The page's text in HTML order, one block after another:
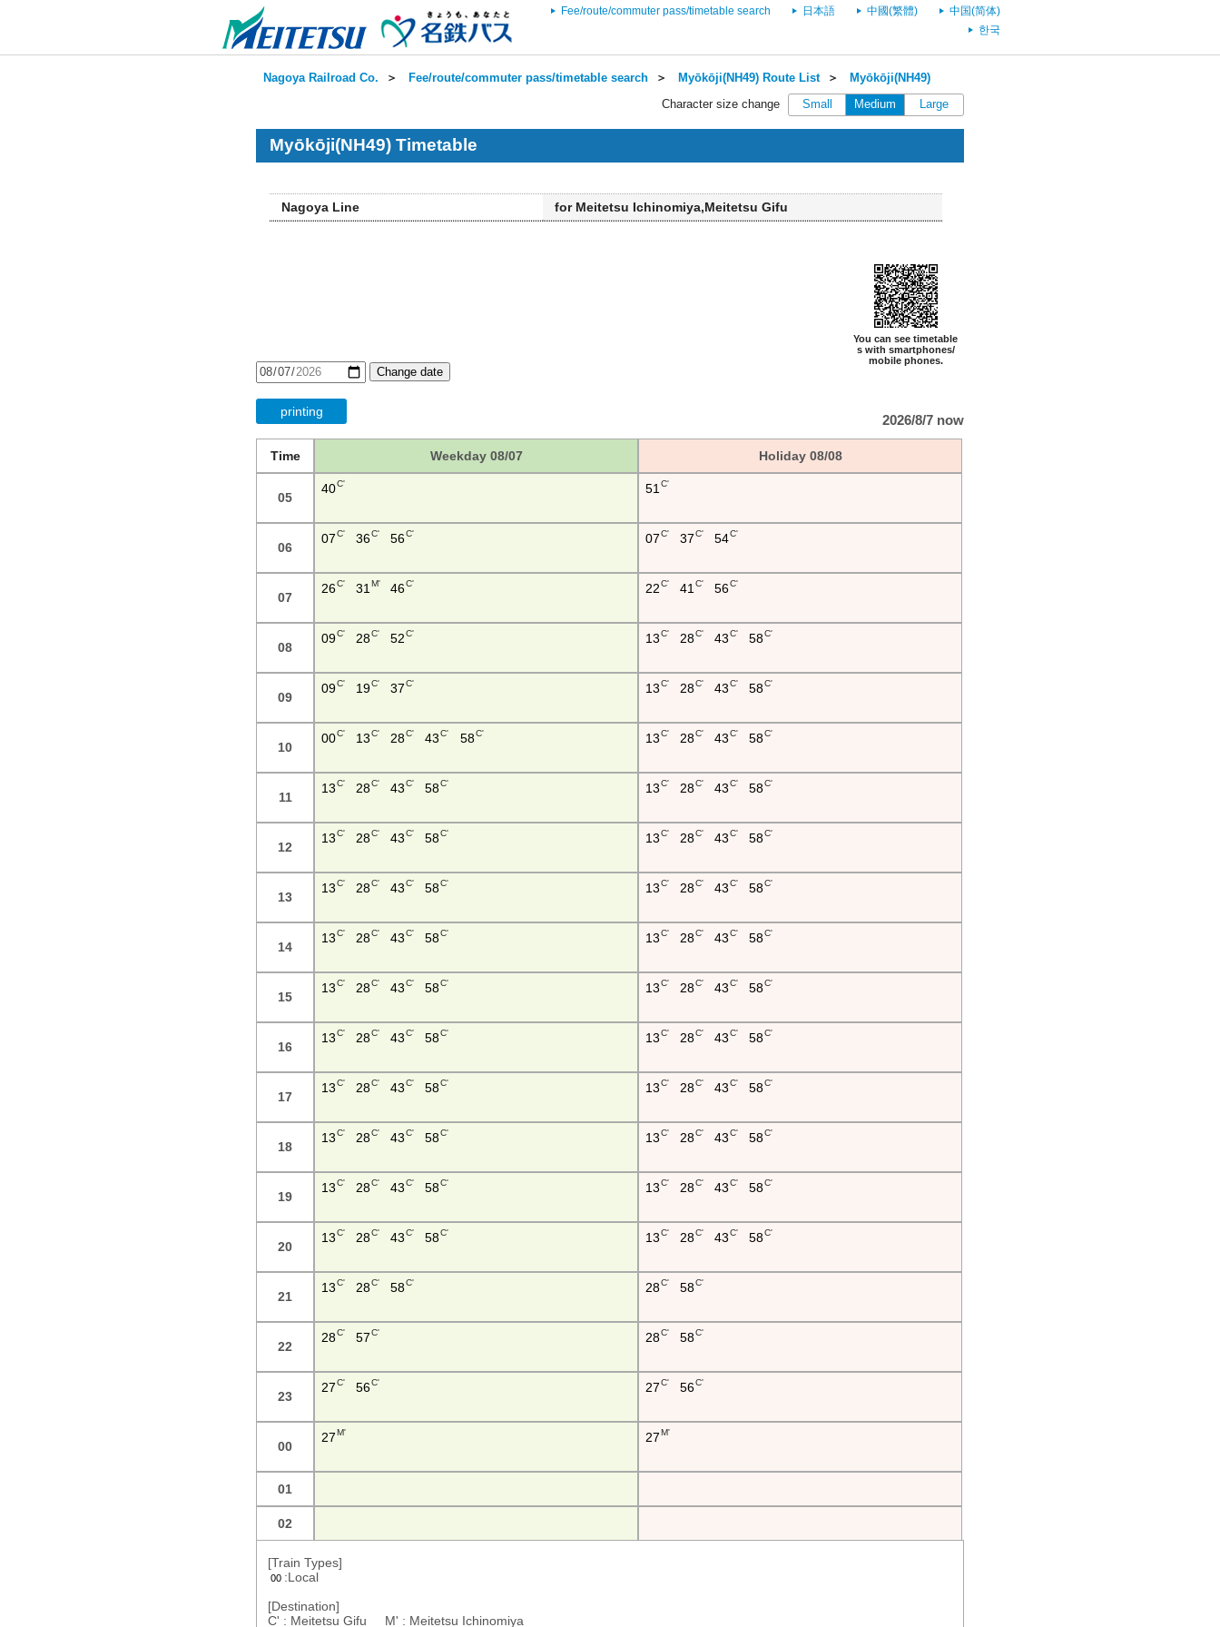
Fee/route/commuter pass/timetable search 日本語 中國(繁體)
中国(简体)
한국
Nagoya Railroad Co. ＞ Fee/route/commuter pass/timetable search ＞ Myōkōji(NH49) Route List＞ Myōkōji(NH49)
Character size change Small Medium Large
Myōkōji(NH49) Timetable
Nagoya Line for Meitetsu Ichinomiya,Meitetsu Gifu
You can see timetable
s with smartphones/
mobile phones.
Change date
printing
2026/8/7 now
Time Weekday 08/07 Holiday 08/08
05
40C' 51 C'
06
07C' 36C' 56C' 07C' 37C' 54C'
07
26C' 31 M' 46C' 22C' 41 C' 56C'
08
09C' 28C' 52 C' 13C' 28C' 43 C' 58C'
09
09C' 19C' 37 C' 13C' 28C' 43 C' 58C'
10
00C' 13C' 28C' 43 C' 58C' 13C' 28C' 43 C' 58C'
11
13C' 28C' 43 C' 58C' 13C' 28C' 43 C' 58C'
12
13C' 28C' 43 C' 58C' 13C' 28C' 43 C' 58C'
13
13C' 28C' 43 C' 58C' 13C' 28C' 43 C' 58C'
14
13C' 28C' 43 C' 58C' 13C' 28C' 43 C' 58C'
15
13C' 28C' 43 C' 58C' 13C' 28C' 43 C' 58C'
16
13C' 28C' 43 C' 58C' 13C' 28C' 43 C' 58C'
17
13C' 28C' 43 C' 58C' 13C' 28C' 43 C' 58C'
18
13C' 28C' 43 C' 58C' 13C' 28C' 43 C' 58C'
19
13C' 28C' 43 C' 58C' 13C' 28C' 43 C' 58C'
20
13C' 28C' 43 C' 58C' 13C' 28C' 43 C' 58C'
21
13C' 28C' 58C' 28C' 58C'
22
28C' 57C' 28C' 58C'
23
27C' 56C' 27C' 56C'
00
27M' 27M'
01
02
[Train Types]
00 :Local
[Destination]
C' : Meitetsu Gifu M' : Meitetsu Ichinomiya